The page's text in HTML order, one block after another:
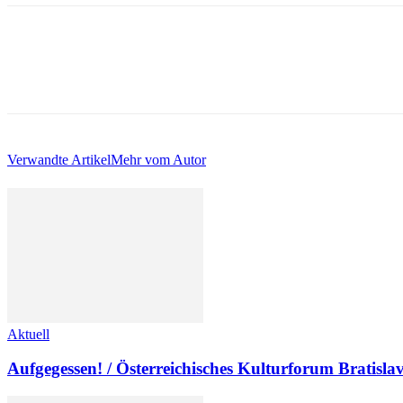
Verwandte ArtikelMehr vom Autor
Aktuell
Aufgegessen! / Österreichisches Kulturforum